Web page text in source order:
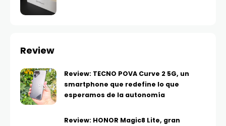
Review
Review: TECNO POVA Curve 2 5G, un
smartphone que redefine lo que
esperamos de la autonomía
Review: HONOR Magic8 Lite, gran